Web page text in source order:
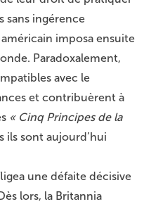
sans ingérence
imposa ensuite
Paradoxalement,
avec le
et contribuèrent à
« Cinq Principes de la
ils sont aujourd’hui
une défaite décisive
lors, la Britannia